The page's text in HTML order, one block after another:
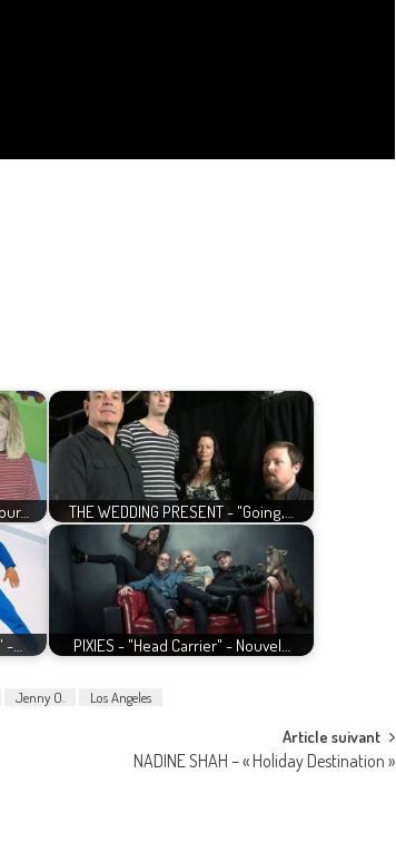
THE WEDDING PRESENT - "Going,…
-… PIXIES - "Head Carrier" - Nouvel…
Jenny O. Los Angeles
Article suivant
NADINE SHAH – « Holiday Destination »